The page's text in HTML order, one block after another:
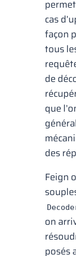
cas d’
façon
tous
de
que
des
Feign
on
posés